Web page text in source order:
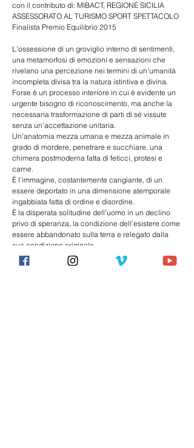
con il contributo di: MIBACT, REGIONE SICILIA
ASSESSORATO AL TURISMO SPORT SPETTACOLO
Finalista Premio Equilibrio 2015
L’ossessione di un groviglio interno di sentimenti,
una metamorfosi di emozioni e sensazioni che
rivelano una percezione nei termini di un'umanità
incompleta divisa tra la natura istintiva e divina.
Forse è un processo interiore in cui è evidente un
urgente bisogno di riconoscimento, ma anche la
necessaria trasformazione di parti di sé vissute
senza un’accettazione unitaria.
Un’anatomia mezza umana e mezza animale in
grado di mordere, penetrare e succhiare, una
chimera postmoderna fatta di feticci, protesi e
carne.
È l’immagine, costantemente cangiante, di un
essere deportato in una dimensione atemporale
ingabbiata fatta di ordine e disordine.
È la disperata solitudine dell’uomo in un declino
privo di speranza, la condizione dell’esistere come
essere abbandonato sulla terra e relegato dalla
sua condizione originale.
Sesso, lotta, violenza, solitudine e fede sono gli
elementi che definiscono quest’uomo.